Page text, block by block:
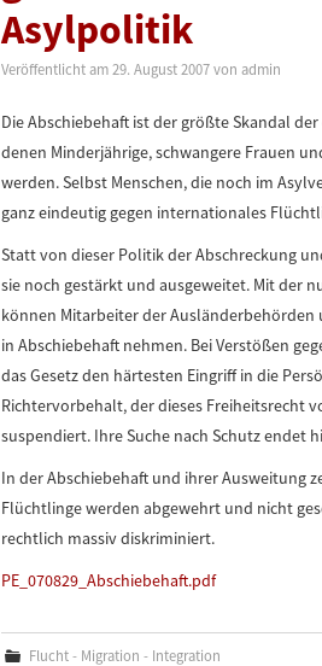
Asylpolitik
Veröffentlicht am 29. August 2007 von admin
Die Abschiebehaft ist der größte Skandal
denen Minderjährige, schwangere Frauen
werden. Selbst Menschen, die noch im
ganz eindeutig gegen internationales
Statt von dieser Politik der Abschreckung
sie noch gestärkt und ausgeweitet. Mit der
können Mitarbeiter der
in Abschiebehaft nehmen. Bei Verstößen
das Gesetz den härtesten Eingriff in die
Richtervorbehalt, der dieses Freiheitsrecht
suspendiert. Ihre Suche nach Schutz endet
In der Abschiebehaft und ihrer Ausweitung
Flüchtlinge werden abgewehrt und nicht
rechtlich massiv diskriminiert.
PE_070829_Abschiebehaft.pdf
Flucht - Migration - Integration